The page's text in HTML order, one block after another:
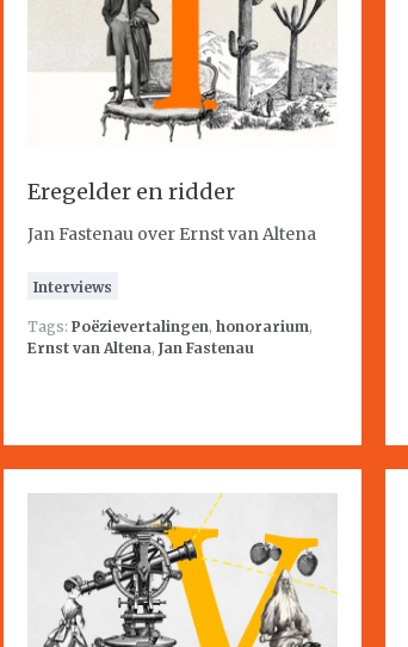
Eregelder en ridder
Jan Fastenau over Ernst van Altena
Interviews
Tags: Poëzievertalingen, honorarium,
Ernst van Altena, Jan Fastenau